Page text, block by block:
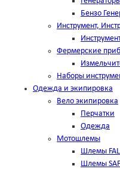
Бензо
Инструмент,
Фермерские
Наборы
Одежда и экипировка
Вело экипировка
Перчатки
Одежда
Мотошлемы
Шлемы
Шлемы